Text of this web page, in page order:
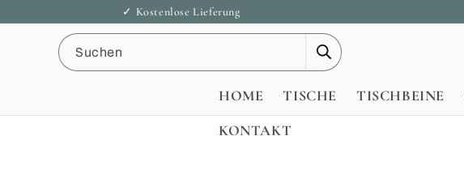
✓ Kostenlose Lieferung
Suchen
HOME TISCHE TISCHBEINE
KONTAKT